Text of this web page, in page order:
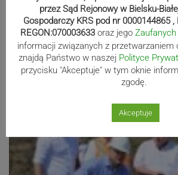
poruszali się nieoznakowanym
Kopernika w kierunku Czechowic-
access_time 25.06.2020 21:14
przez Sąd Rejonowy w Bielsku-
Gospodarczy KRS pod nr 0000144865 ,
REGON:070003633 oraz jego
informacji związanych z przetwarzaniem
znajdą Państwo w naszej Polityce
przycisku "Akceptuje" w tym oknie
zgodę.
Akceptuje